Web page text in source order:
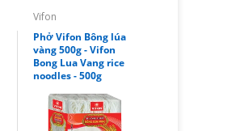
Vifon
Phở Vifon Bông lúa
vàng 500g - Vifon
Bong Lua Vang rice
noodles - 500g